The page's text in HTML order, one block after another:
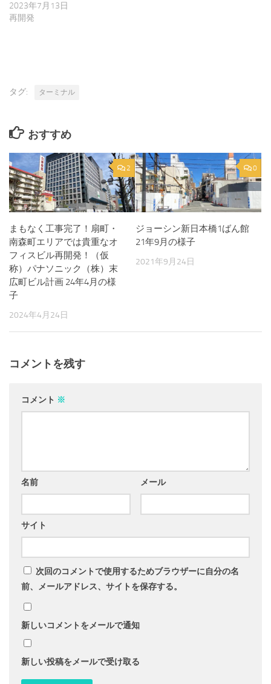
2023年7月13日
再開発
タグ: ターミナル
おすすめ
2
まもなく工事完了！扇町・
南森町エリアでは貴重なオ
フィスビル再開発！（仮
称）パナソニック（株）末
広町ビル計画 24年4月の様
子
2024年4月24日
0
ジョーシン新日本橋1ばん館
21年9月の様子
2021年9月24日
コメントを残す
コメント ※
名前 メール
サイト
次回のコメントで使用するためブラウザーに自分の名
前、メールアドレス、サイトを保存する。
新しいコメントをメールで通知
新しい投稿をメールで受け取る